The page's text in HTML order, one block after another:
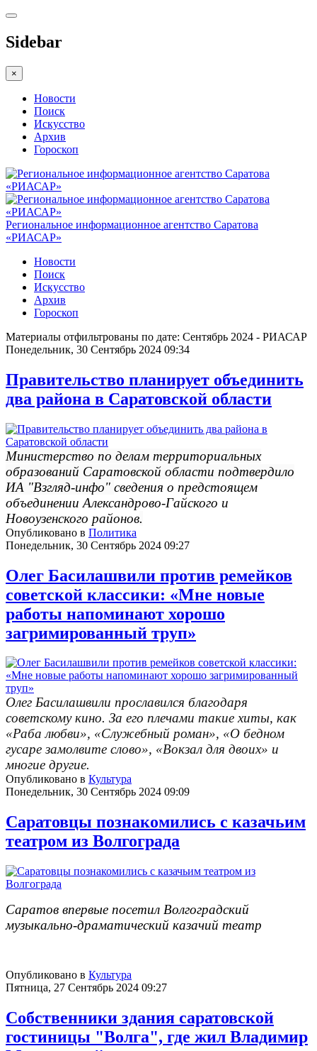
Sidebar
×
Новости
Поиск
Искусство
Архив
Гороскоп
Региональное информационное агентство Саратова
«РИАСАР»
Новости
Поиск
Искусство
Архив
Гороскоп
Материалы отфильтрованы по дате: Сентябрь 2024 - РИАСАР
Понедельник, 30 Сентябрь 2024 09:34
Правительство планирует объединить
два района в Саратовской области
Министерство по делам территориальных
образований Саратовской области подтвердило
ИА "Взгляд-инфо" сведения о предстоящем
объединении Александрово-Гайского и
Новоузенского районов.
Опубликовано в Политика
Понедельник, 30 Сентябрь 2024 09:27
Олег Басилашвили против ремейков
советской классики: «Мне новые
работы напоминают хорошо
загримированный труп»
Олег Басилашвили прославился благодаря
советскому кино. За его плечами такие хиты, как
«Раба любви», «Служебный роман», «О бедном
гусаре замолвите слово», «Вокзал для двоих» и
многие другие.
Опубликовано в Культура
Понедельник, 30 Сентябрь 2024 09:09
Саратовцы познакомились с казачьим
театром из Волгограда
Саратов впервые посетил Волгоградский
музыкально-драматический казачий театр
Опубликовано в Культура
Пятница, 27 Сентябрь 2024 09:27
Собственники здания саратовской
гостиницы "Волга", где жил Владимир